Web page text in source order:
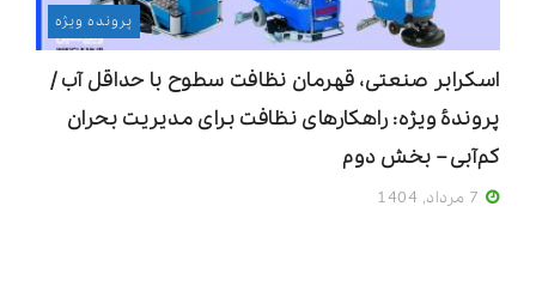
پرونده ویژه
اسکرابر صنعتی، قهرمان نظافت سطوح با حداقل آب /
پروندۀ ویژه: راهکارهای نظافت برای مدیریت بحران
کم‌آبی – بخش دوم